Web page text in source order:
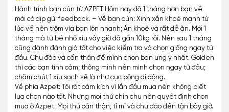
Hành trình bạn cún từ AZPET Hôm nay đã 1 tháng hơn bạn về
mới có dịp gửi feedback. – Về bạn cún: Xinh xắn khoẻ mạnh từ
lúc về nên trộm vía bạn lớn nhanh; Ăn khoẻ và rất dễ ăn. Mới 1
tháng mà từ bé nhỏ xíu vây giờ đã gần 10kg rồi. Nên sau 1 tháng
cũng dành đánh giá tốt cho việc kiểm tra và chọn giống ngay từ
đầu. Chu đáo và cẩn thận để mình chọn bạn ưng ý nhất. Golden
thì các bạn tình cảm; thông minh nên mình chọn ngay từ đầu;
chăm chút 1 xíu sạch sẽ là như cục bông di động.
Về phía Azpet: Tôi rất cảm kích vì lần đầu mua nên không biết
lựa chọn nào tốt. Nhưng mọi thứ chỉn chu nên quyết định chọn
mua ở Azpet. Mọi thứ cần thận, tỉ mỉ và chu đáo đến tận bây giờ.